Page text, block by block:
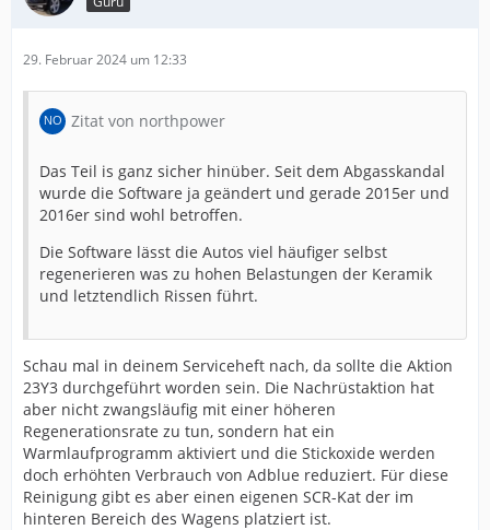
29. Februar 2024 um 12:33
Zitat von northpower
Das Teil is ganz sicher hinüber. Seit dem Abgasskandal
wurde die Software ja geändert und gerade 2015er und
2016er sind wohl betroffen.
Die Software lässt die Autos viel häufiger selbst
regenerieren was zu hohen Belastungen der Keramik
und letztendlich Rissen führt.
Schau mal in deinem Serviceheft nach, da sollte die Aktion
23Y3 durchgeführt worden sein. Die Nachrüstaktion hat
aber nicht zwangsläufig mit einer höheren
Regenerationsrate zu tun, sondern hat ein
Warmlaufprogramm aktiviert und die Stickoxide werden
doch erhöhten Verbrauch von Adblue reduziert. Für diese
Reinigung gibt es aber einen eigenen SCR-Kat der im
hinteren Bereich des Wagens platziert ist.